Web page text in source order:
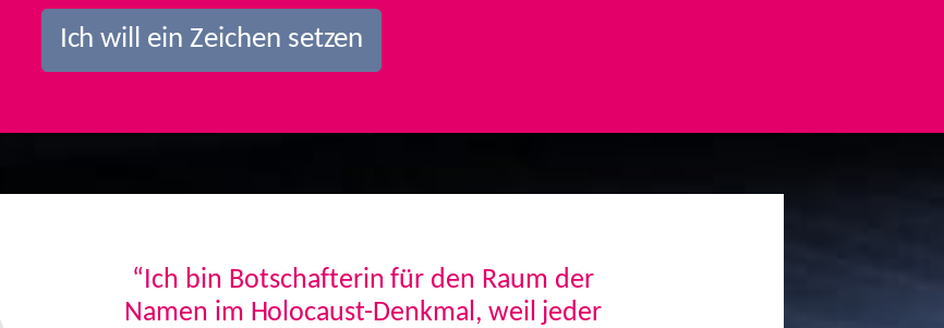
Ich will ein Zeichen setzen
“Ich bin Botschafterin für den Raum der
Namen im Holocaust-Denkmal, weil jeder